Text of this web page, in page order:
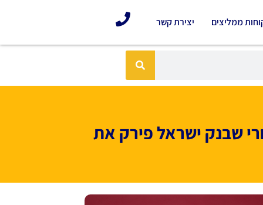
ממליצים יצירת קשר
שבנק ישראל פירק את